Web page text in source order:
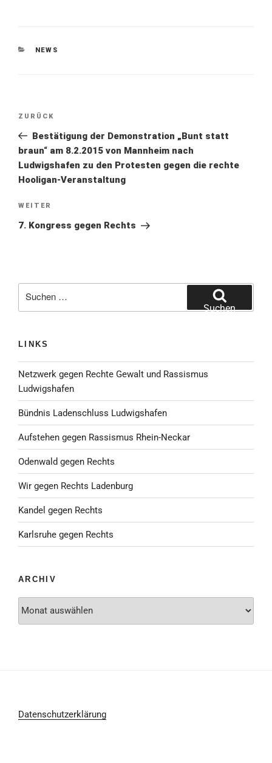
KATEGORIEN
NEWS
Beitragsnavigation
Vorheriger
Beitrag
ZURÜCK
Bestätigung der Demonstration „Bunt statt
braun“ am 8.2.2015 von Mannheim nach
Ludwigshafen zu den Protesten gegen die rechte
Hooligan-Veranstaltung
Nächster
Beitrag
WEITER
7. Kongress gegen Rechts
Suchen
LINKS
Netzwerk gegen Rechte Gewalt und Rassismus
Ludwigshafen
Bündnis Ladenschluss Ludwigshafen
Aufstehen gegen Rassismus Rhein-Neckar
Odenwald gegen Rechts
Wir gegen Rechts Ladenburg
Kandel gegen Rechts
Karlsruhe gegen Rechts
ARCHIV
Datenschutzerklärung